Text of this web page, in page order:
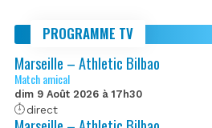
PROGRAMME TV
Marseille – Athletic Bilbao
Match amical
dim 9 Août 2026 à 17h30
direct